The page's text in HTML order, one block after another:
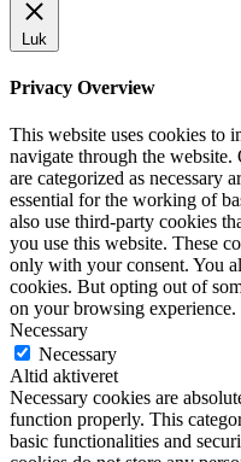
Luk
Privacy Overview
This website uses cookies to
navigate through the website.
are categorized as necessary
essential for the working of
also use third-party cookies
you use this website. These
only with your consent. You
cookies. But opting out of
on your browsing experience.
Necessary
Necessary
Altid aktiveret
Necessary cookies are
function properly. This
basic functionalities and